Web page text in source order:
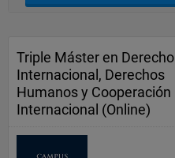
Triple Máster en Derecho
Internacional, Derechos
Humanos y Cooperación
Internacional (Online)